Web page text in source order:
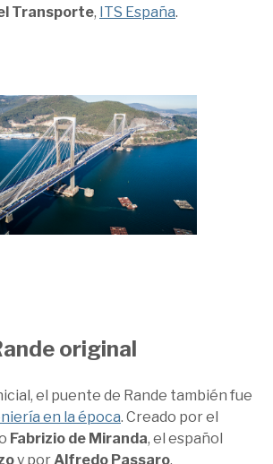
Transporte, ITS España.
original
el puente de Rande también fue
en la época. Creado por el
Fabrizio de Miranda, el español
y porAlfredo Passaro.